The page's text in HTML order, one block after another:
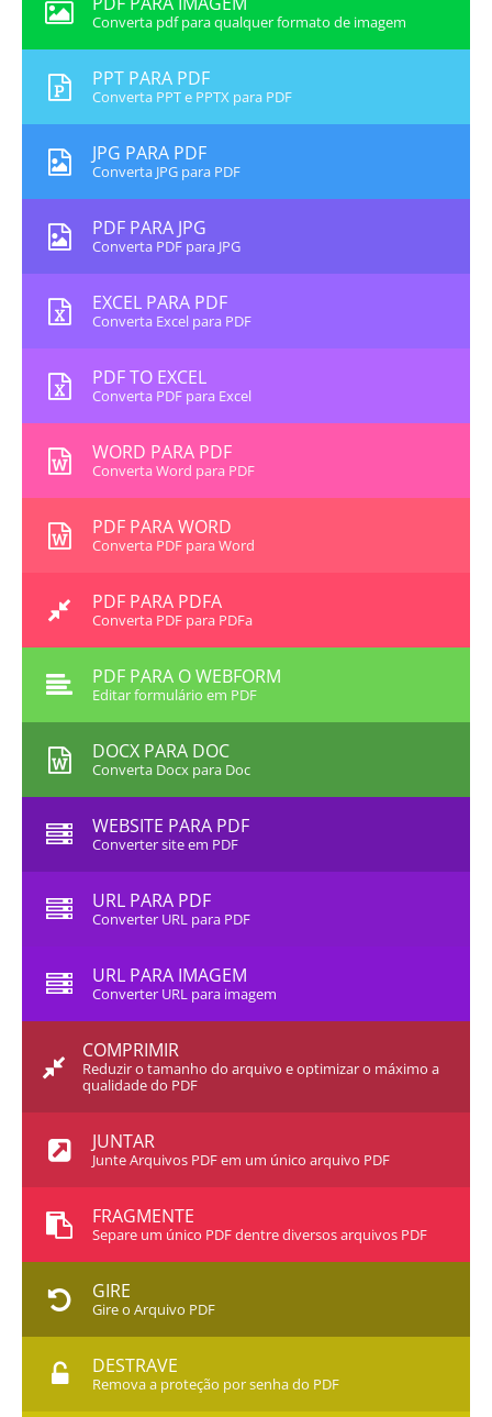
Converta pdf para qualquer formato de imagem
PPT PARA PDF
Converta PPT e PPTX para PDF
JPG PARA PDF
Converta JPG para PDF
PDF PARA JPG
Converta PDF para JPG
EXCEL PARA PDF
Converta Excel para PDF
PDF TO EXCEL
Converta PDF para Excel
WORD PARA PDF
Converta Word para PDF
PDF PARA WORD
Converta PDF para Word
PDF PARA PDFA
Converta PDF para PDFa
PDF PARA O WEBFORM
Editar formulário em PDF
DOCX PARA DOC
Converta Docx para Doc
WEBSITE PARA PDF
Converter site em PDF
URL PARA PDF
Converter URL para PDF
URL PARA IMAGEM
Converter URL para imagem
COMPRIMIR
Reduzir o tamanho do arquivo e optimizar o máximo a
qualidade do PDF
JUNTAR
Junte Arquivos PDF em um único arquivo PDF
FRAGMENTE
Separe um único PDF dentre diversos arquivos PDF
GIRE
Gire o Arquivo PDF
DESTRAVE
Remova a proteção por senha do PDF